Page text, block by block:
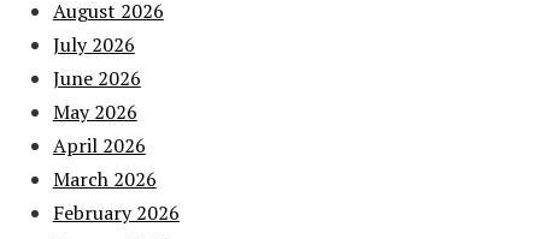
August 2026
July 2026
June 2026
May 2026
April 2026
March 2026
February 2026